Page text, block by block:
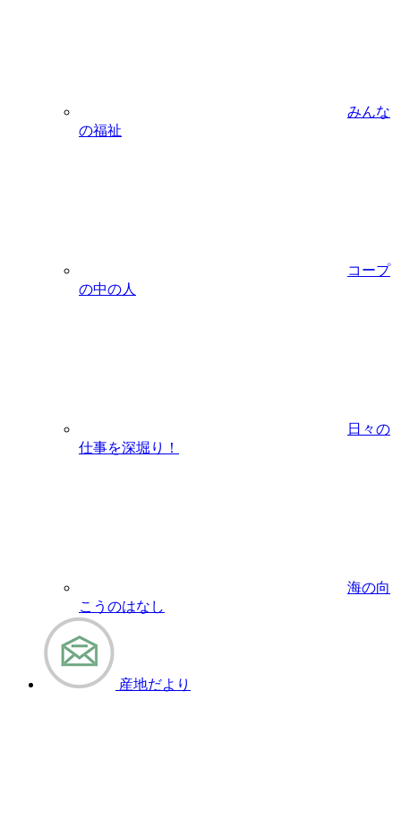
みんな
の福祉
コープ
の中の人
日々の
仕事を深堀り！
海の向
こうのはなし
産地だより